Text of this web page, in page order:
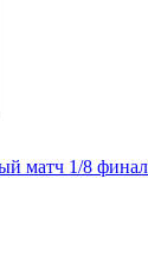
матч 1/8